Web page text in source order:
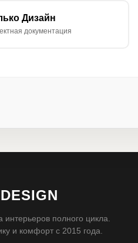
Дизайн
документация
интерьеров полного цикла.
и комфорт с 2015 года.